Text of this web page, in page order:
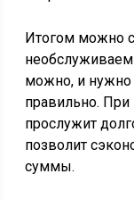
Итогом можно
можно, и нужно
правильно. При
прослужит
позволит
суммы.